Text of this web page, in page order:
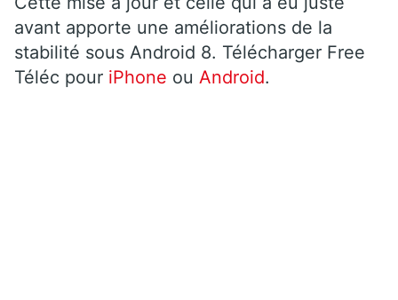
avant apporte une améliorations de la
stabilité sous Android 8. Télécharger Free
Téléc pour iPhone ou Android.